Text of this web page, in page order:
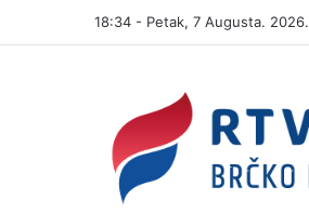
18:34 - Petak, 7 Augusta. 2026.